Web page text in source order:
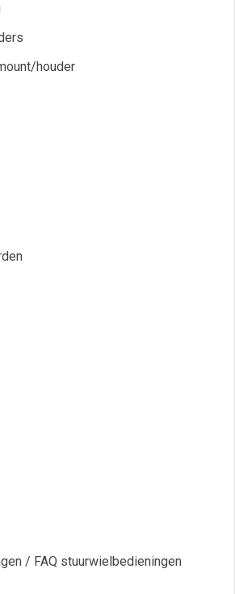
houder
/ FAQ stuurwielbedieningen